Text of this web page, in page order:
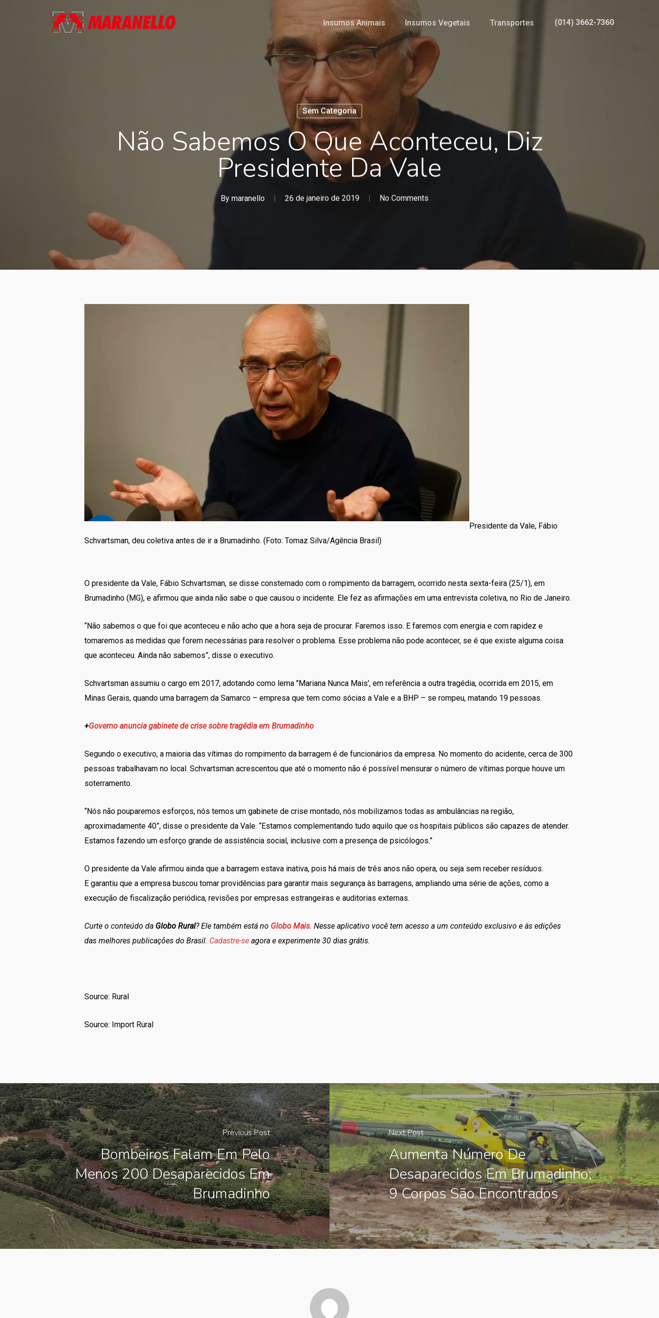
Insumos Animais Insumos Vegetais Transportes (014) 3662-7360
Sem Categoria
Não Sabemos O Que Aconteceu, Diz
Presidente Da Vale
By maranello 26 de janeiro de 2019 No Comments
Presidente da Vale, Fábio
Schvartsman, deu coletiva antes de ir a Brumadinho. (Foto: Tomaz Silva/Agência Brasil)
O presidente da Vale, Fábio Schvartsman, se disse consternado com o rompimento da barragem, ocorrido nesta sexta-feira (25/1), em
Brumadinho (MG), e afirmou que ainda não sabe o que causou o incidente. Ele fez as afirmações em uma entrevista coletiva, no Rio de Janeiro.
“Não sabemos o que foi que aconteceu e não acho que a hora seja de procurar. Faremos isso. E faremos com energia e com rapidez e
tomaremos as medidas que forem necessárias para resolver o problema. Esse problema não pode acontecer, se é que existe alguma coisa
que aconteceu. Ainda não sabemos”, disse o executivo.
Schvartsman assumiu o cargo em 2017, adotando como lema "Mariana Nunca Mais', em referência a outra tragédia, ocorrida em 2015, em
Minas Gerais, quando uma barragem da Samarco – empresa que tem como sócias a Vale e a BHP – se rompeu, matando 19 pessoas.
+Governo anuncia gabinete de crise sobre tragédia em Brumadinho
Segundo o executivo, a maioria das vítimas do rompimento da barragem é de funcionários da empresa. No momento do acidente, cerca de 300
pessoas trabalhavam no local. Schvartsman acrescentou que até o momento não é possível mensurar o número de vítimas porque houve um
soterramento.
“Nós não pouparemos esforços, nós temos um gabinete de crise montado, nós mobilizamos todas as ambulâncias na região,
aproximadamente 40”, disse o presidente da Vale. “Estamos complementando tudo aquilo que os hospitais públicos são capazes de atender.
Estamos fazendo um esforço grande de assistência social, inclusive com a presença de psicólogos.”
O presidente da Vale afirmou ainda que a barragem estava inativa, pois há mais de três anos não opera, ou seja sem receber resíduos.
E garantiu que a empresa buscou tomar providências para garantir mais segurança às barragens, ampliando uma série de ações, como a
execução de fiscalização periódica, revisões por empresas estrangeiras e auditorias externas.
Curte o conteúdo da Globo Rural? Ele também está no Globo Mais. Nesse aplicativo você tem acesso a um conteúdo exclusivo e às edições
das melhores publicações do Brasil. Cadastre-se agora e experimente 30 dias grátis.
Source: Rural
Source: Import Rural
Previous Post
Bombeiros Falam Em Pelo
Menos 200 Desaparecidos Em
Brumadinho
Next Post
Aumenta Número De
Desaparecidos Em Brumadinho;
9 Corpos São Encontrados